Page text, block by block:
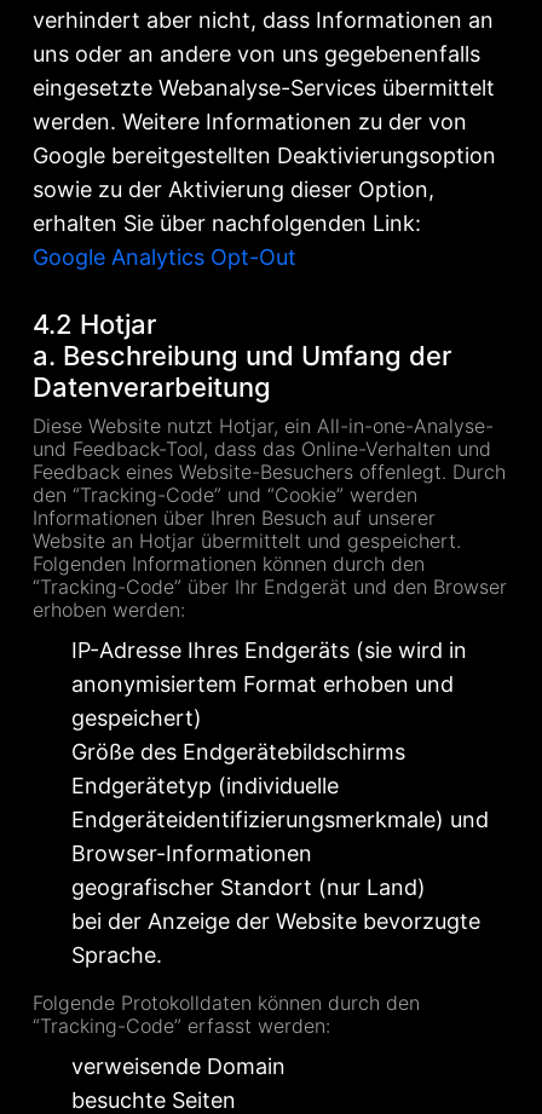
verhindert aber nicht, dass Informationen an
uns oder an andere von uns gegebenenfalls
eingesetzte Webanalyse-Services übermittelt
werden. Weitere Informationen zu der von
Google bereitgestellten Deaktivierungsoption
sowie zu der Aktivierung dieser Option,
erhalten Sie über nachfolgenden Link:
Google Analytics Opt-Out
4.2 Hotjar
a. Beschreibung und Umfang der
Datenverarbeitung
Diese Website nutzt Hotjar, ein All-in-one-Analyse-
und Feedback-Tool, dass das Online-Verhalten und
Feedback eines Website-Besuchers offenlegt. Durch
den “Tracking-Code” und “Cookie” werden
Informationen über Ihren Besuch auf unserer
Website an Hotjar übermittelt und gespeichert.
Folgenden Informationen können durch den
“Tracking-Code” über Ihr Endgerät und den Browser
erhoben werden:
IP-Adresse Ihres Endgeräts (sie wird in
anonymisiertem Format erhoben und
gespeichert)
Größe des Endgerätebildschirms
Endgerätetyp (individuelle
Endgeräteidentifizierungsmerkmale) und
Browser-Informationen
geografischer Standort (nur Land)
bei der Anzeige der Website bevorzugte
Sprache.
Folgende Protokolldaten können durch den
“Tracking-Code” erfasst werden:
verweisende Domain
besuchte Seiten